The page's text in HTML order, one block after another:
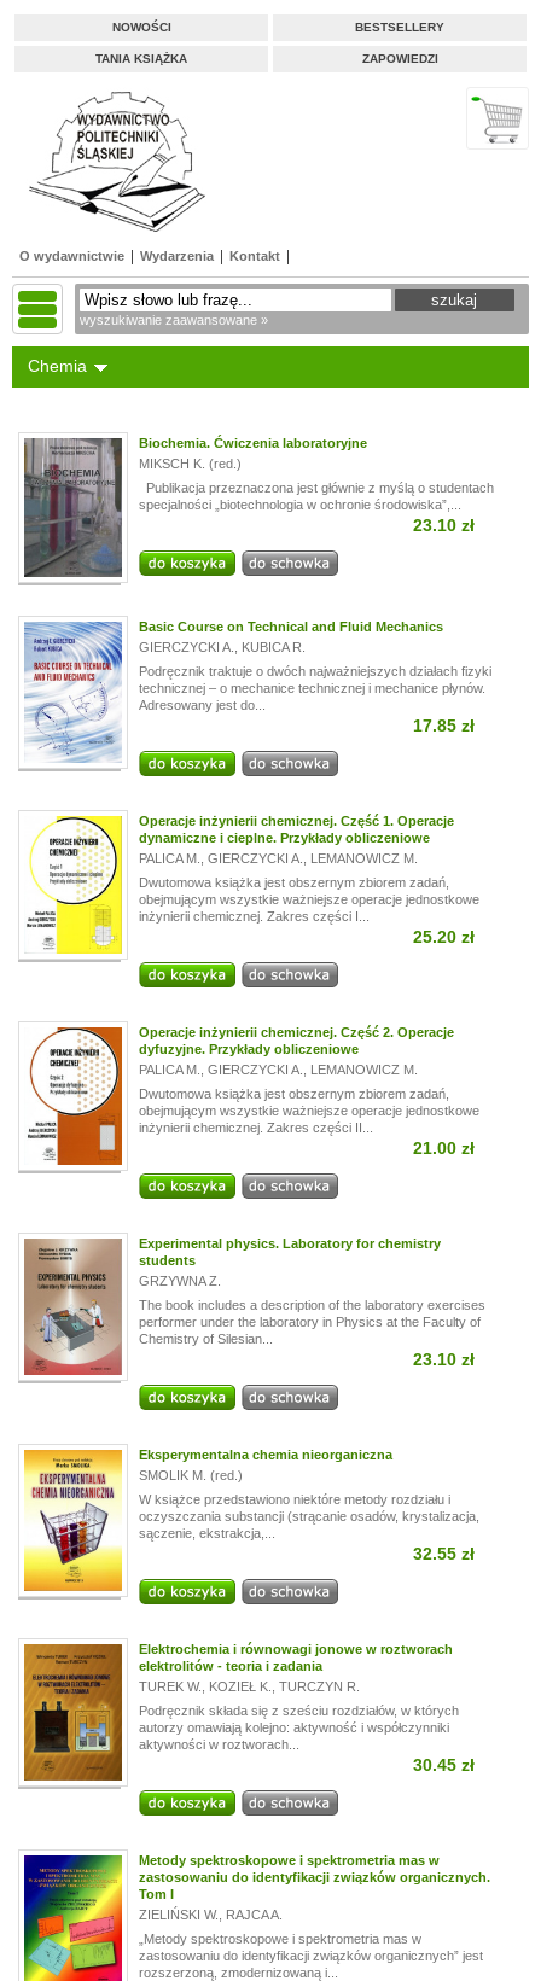
NOWOŚCI BESTSELLERY
TANIA KSIĄŻKA ZAPOWIEDZI
O wydawnictwie Wydarzenia Kontakt
wyszukiwanie zaawansowane »
Chemia
Biochemia. Ćwiczenia laboratoryjne
MIKSCH K. (red.)
Publikacja przeznaczona jest głównie z myślą o studentach
specjalności „biotechnologia w ochronie środowiska”,...
23.10 zł
Basic Course on Technical and Fluid Mechanics
GIERCZYCKI A.
KUBICA R.
Podręcznik traktuje o dwóch najważniejszych działach fizyki
technicznej – o mechanice technicznej i mechanice płynów.
Adresowany jest do...
17.85 zł
Operacje inżynierii chemicznej. Część 1. Operacje
dynamiczne i cieplne. Przykłady obliczeniowe
PALICA M.
GIERCZYCKI A.
LEMANOWICZ M.
Dwutomowa książka jest obszernym zbiorem zadań,
obejmującym wszystkie ważniejsze operacje jednostkowe
inżynierii chemicznej. Zakres części I...
25.20 zł
Operacje inżynierii chemicznej. Część 2. Operacje
dyfuzyjne. Przykłady obliczeniowe
PALICA M.
GIERCZYCKI A.
LEMANOWICZ M.
Dwutomowa książka jest obszernym zbiorem zadań,
obejmującym wszystkie ważniejsze operacje jednostkowe
inżynierii chemicznej. Zakres części II...
21.00 zł
Experimental physics. Laboratory for chemistry
students
GRZYWNA Z.
The book includes a description of the laboratory exercises
performer under the laboratory in Physics at the Faculty of
Chemistry of Silesian...
23.10 zł
Eksperymentalna chemia nieorganiczna
SMOLIK M. (red.)
W książce przedstawiono niektóre metody rozdziału i
oczyszczania substancji (strącanie osadów, krystalizacja,
sączenie, ekstrakcja,...
32.55 zł
Elektrochemia i równowagi jonowe w roztworach
elektrolitów - teoria i zadania
TUREK W.
KOZIEŁ K.
TURCZYN R.
Podręcznik składa się z sześciu rozdziałów, w których
autorzy omawiają kolejno: aktywność i współczynniki
aktywności w roztworach...
30.45 zł
Metody spektroskopowe i spektrometria mas w
zastosowaniu do identyfikacji związków organicznych.
Tom I
ZIELIŃSKI W.
RAJCA A.
„Metody spektroskopowe i spektrometria mas w
zastosowaniu do identyfikacji związków organicznych” jest
rozszerzoną, zmodernizowaną i...